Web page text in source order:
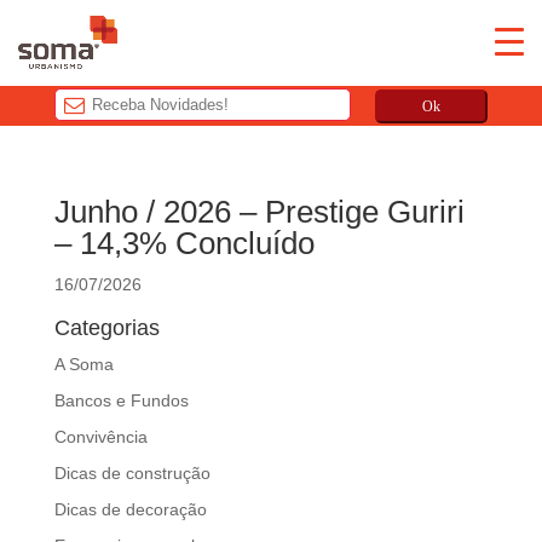
Ok
i
s
e
s
h
o
Junho / 2026 – Prestige Guriri
– 14,3% Concluído
16/07/2026
Categorias
A Soma
Bancos e Fundos
Convivência
Dicas de construção
Dicas de decoração